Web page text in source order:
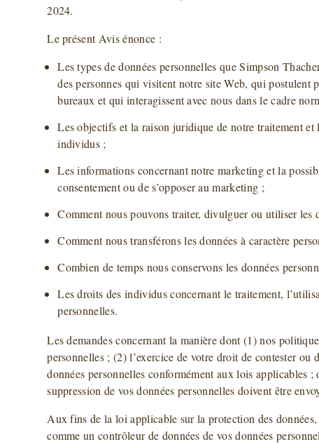
2024.
Le présent Avis énonce :
Les types de données personnelles que Simpson
des personnes qui visitent notre site Web, qui
bureaux et qui interagissent avec nous dans le cadre
Les objectifs et la raison juridique de notre traitement et
individus ;
Les informations concernant notre marketing et la
consentement ou de s’opposer au marketing ;
Comment nous pouvons traiter, divulguer ou utiliser les
Comment nous transférons les données à caractère
Combien de temps nous conservons les données
Les droits des individus concernant le traitement,
personnelles.
Les demandes concernant la manière dont (1) nos
personnelles ; (2) l’exercice de votre droit de contester ou
données personnelles conformément aux lois applicables
suppression de vos données personnelles doivent être
Aux fins de la loi applicable sur la protection des
comme un contrôleur de données de vos données